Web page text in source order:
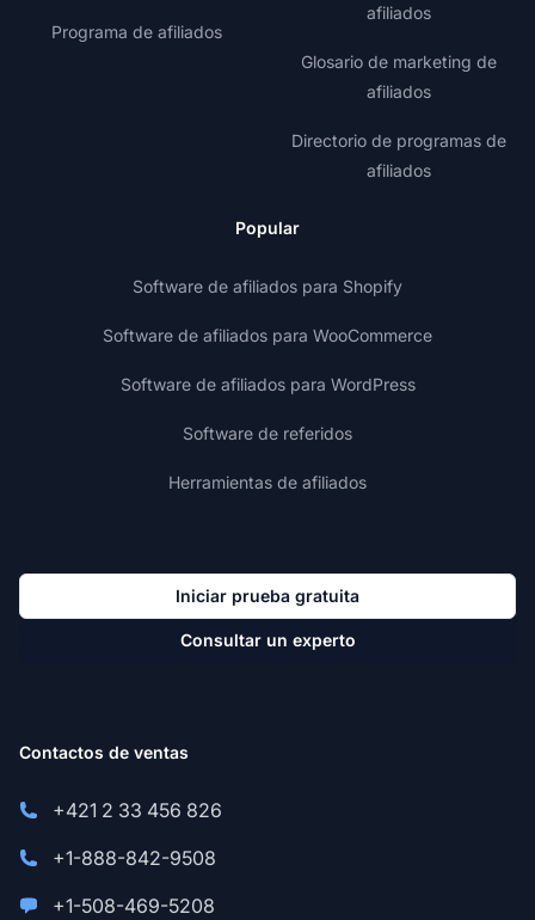
Programa de afiliados
afiliados
Glosario de marketing de
afiliados
Directorio de programas de
afiliados
Popular
Software de afiliados para Shopify
Software de afiliados para WooCommerce
Software de afiliados para WordPress
Software de referidos
Herramientas de afiliados
Iniciar prueba gratuita
Consultar un experto
Contactos de ventas
+421 2 33 456 826
+1-888-842-9508
+1-508-469-5208